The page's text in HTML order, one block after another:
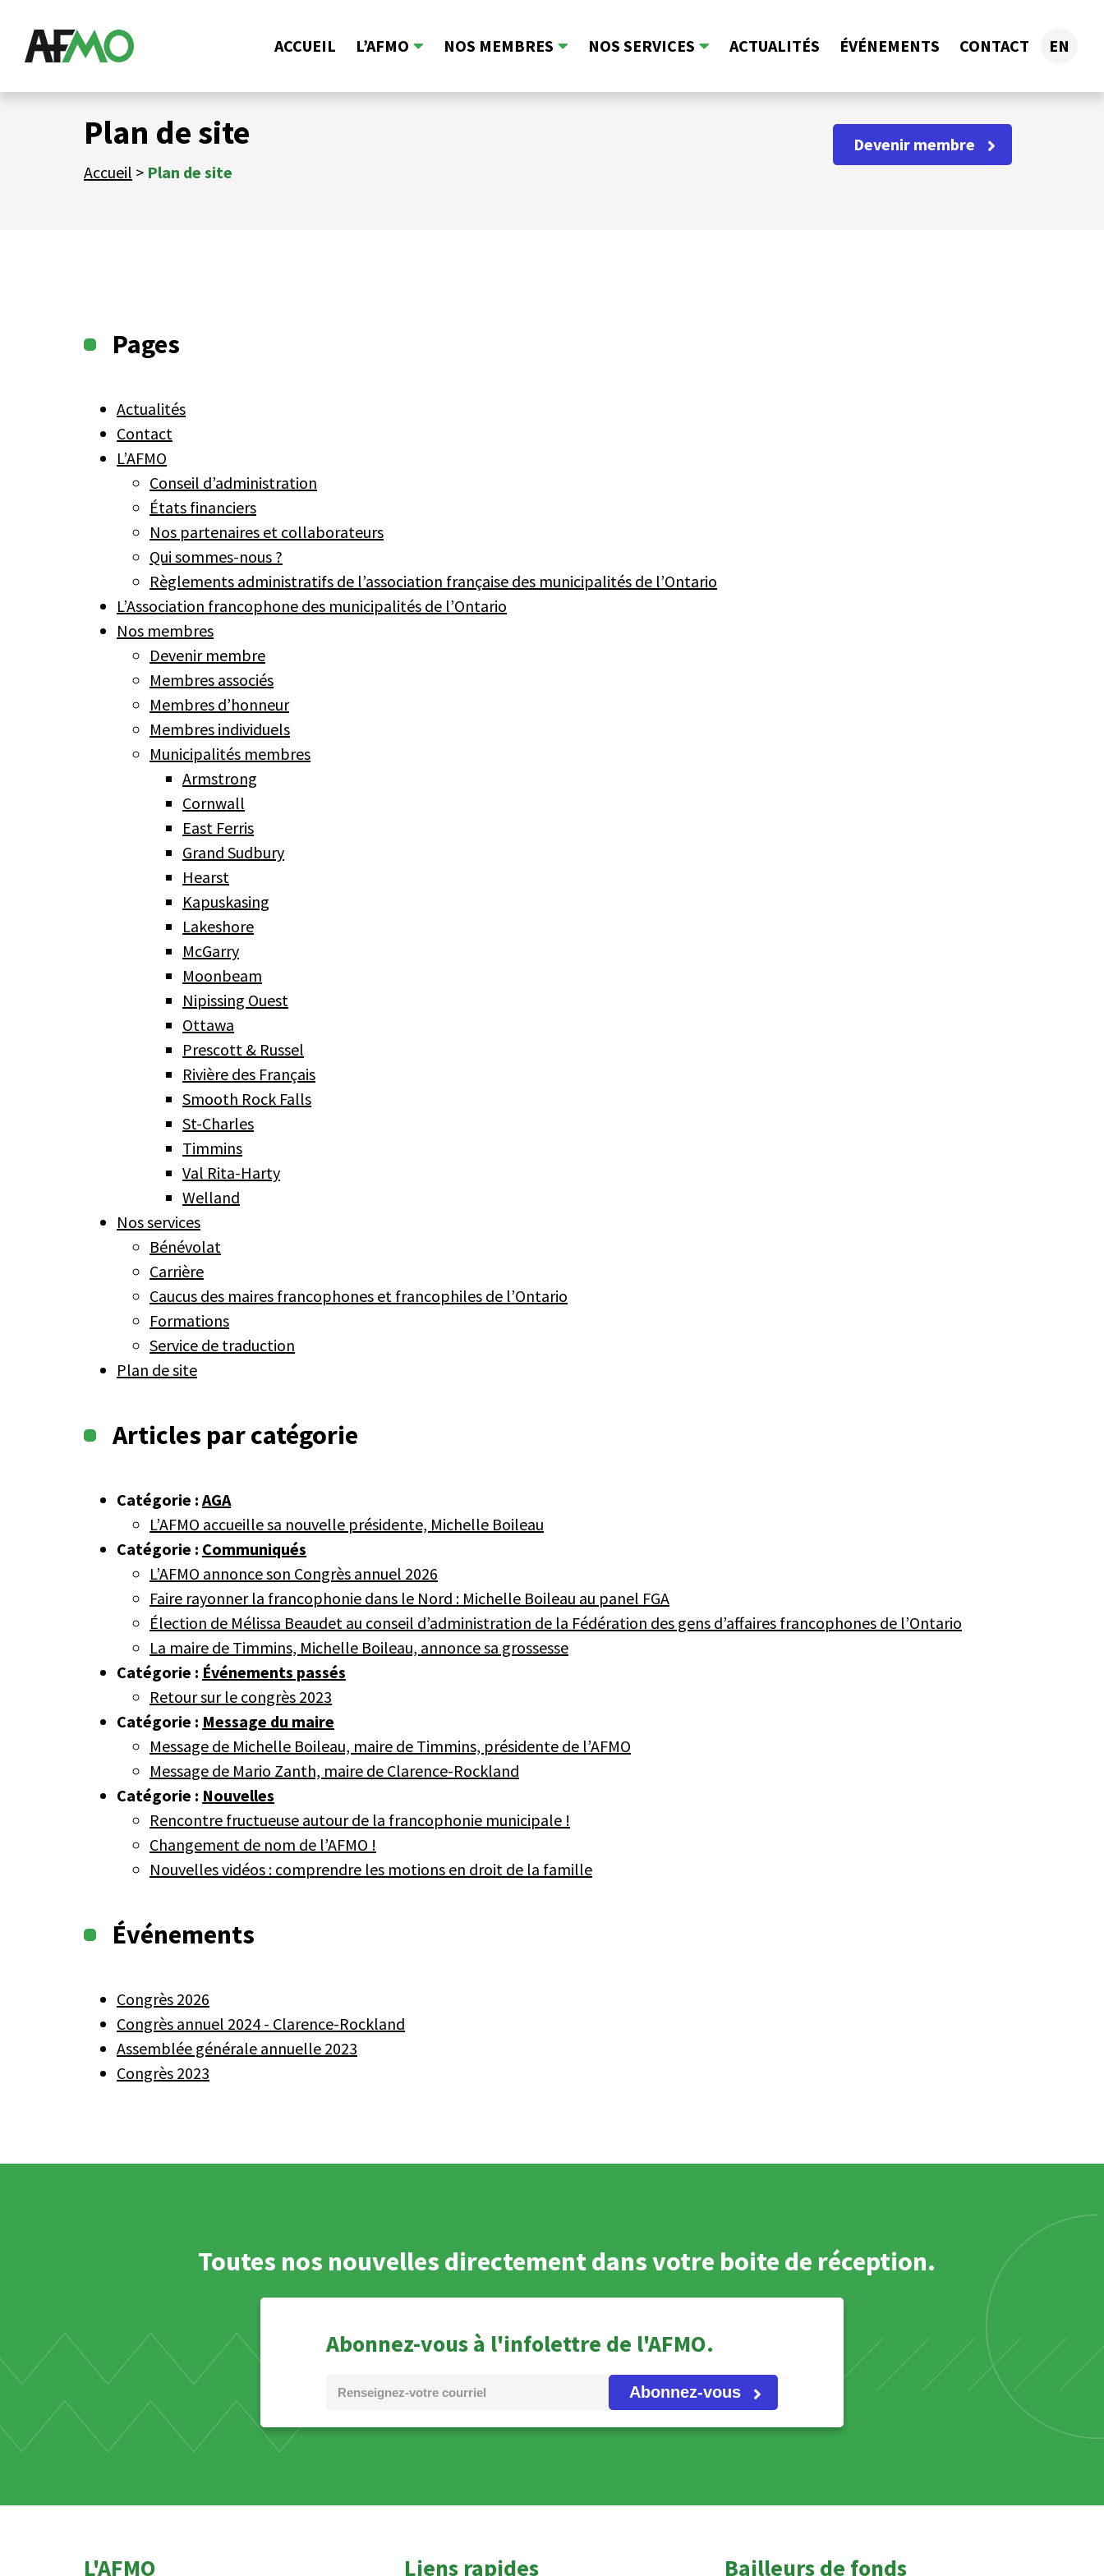
ACCUEIL L’AFMO NOS MEMBRES NOS SERVICES ACTUALITÉS ÉVÉNEMENTS CONTACT EN
Plan de site
Accueil > Plan de site
Devenir membre
Pages
Actualités
Contact
L’AFMO
Conseil d’administration
États financiers
Nos partenaires et collaborateurs
Qui sommes-nous ?
Règlements administratifs de l’association française des municipalités de l’Ontario
L’Association francophone des municipalités de l’Ontario
Nos membres
Devenir membre
Membres associés
Membres d’honneur
Membres individuels
Municipalités membres
Armstrong
Cornwall
East Ferris
Grand Sudbury
Hearst
Kapuskasing
Lakeshore
McGarry
Moonbeam
Nipissing Ouest
Ottawa
Prescott & Russel
Rivière des Français
Smooth Rock Falls
St-Charles
Timmins
Val Rita-Harty
Welland
Nos services
Bénévolat
Carrière
Caucus des maires francophones et francophiles de l’Ontario
Formations
Service de traduction
Plan de site
Articles par catégorie
Catégorie : AGA
L’AFMO accueille sa nouvelle présidente, Michelle Boileau
Catégorie : Communiqués
L’AFMO annonce son Congrès annuel 2026
Faire rayonner la francophonie dans le Nord : Michelle Boileau au panel FGA
Élection de Mélissa Beaudet au conseil d’administration de la Fédération des gens d’affaires francophones de l’Ontario
La maire de Timmins, Michelle Boileau, annonce sa grossesse
Catégorie : Événements passés
Retour sur le congrès 2023
Catégorie : Message du maire
Message de Michelle Boileau, maire de Timmins, présidente de l’AFMO
Message de Mario Zanth, maire de Clarence-Rockland
Catégorie : Nouvelles
Rencontre fructueuse autour de la francophonie municipale !
Changement de nom de l’AFMO !
Nouvelles vidéos : comprendre les motions en droit de la famille
Événements
Congrès 2026
Congrès annuel 2024 - Clarence-Rockland
Assemblée générale annuelle 2023
Congrès 2023
Toutes nos nouvelles directement dans votre boite de réception.
Abonnez-vous à l'infolettre de l'AFMO.
Abonnez-vous
L'AFMO Liens rapides Bailleurs de fonds